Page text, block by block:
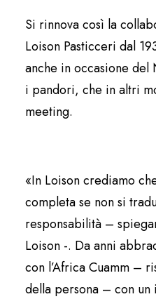
Si rinnova così la
Loison Pasticceri dal
anche in occasione
i pandori, che in altri
meeting.
«In Loison crediamo
completa se non si
responsabilità –
Loison -. Da anni
con l’Africa Cuamm –
della persona – con